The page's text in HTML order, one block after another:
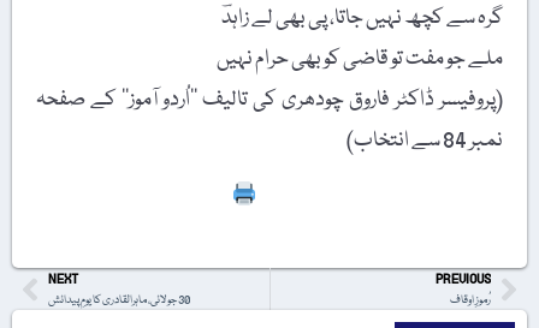
گرہ سے کچھ نہیں جاتا، پی بھی لے زاہدؔ
ملے جو مفت تو قاضی کو بھی حرام نہیں
(پروفیسر ڈاکٹر فاروق چودھری کی تالیف ’’اُردو آموز‘‘ کے صفحہ
نمبر 84 سے انتخاب)
PREVIOUS
رُموزِ اوقاف
NEXT
30 جولائی، ماہرالقادری کا یومِ پیدائش